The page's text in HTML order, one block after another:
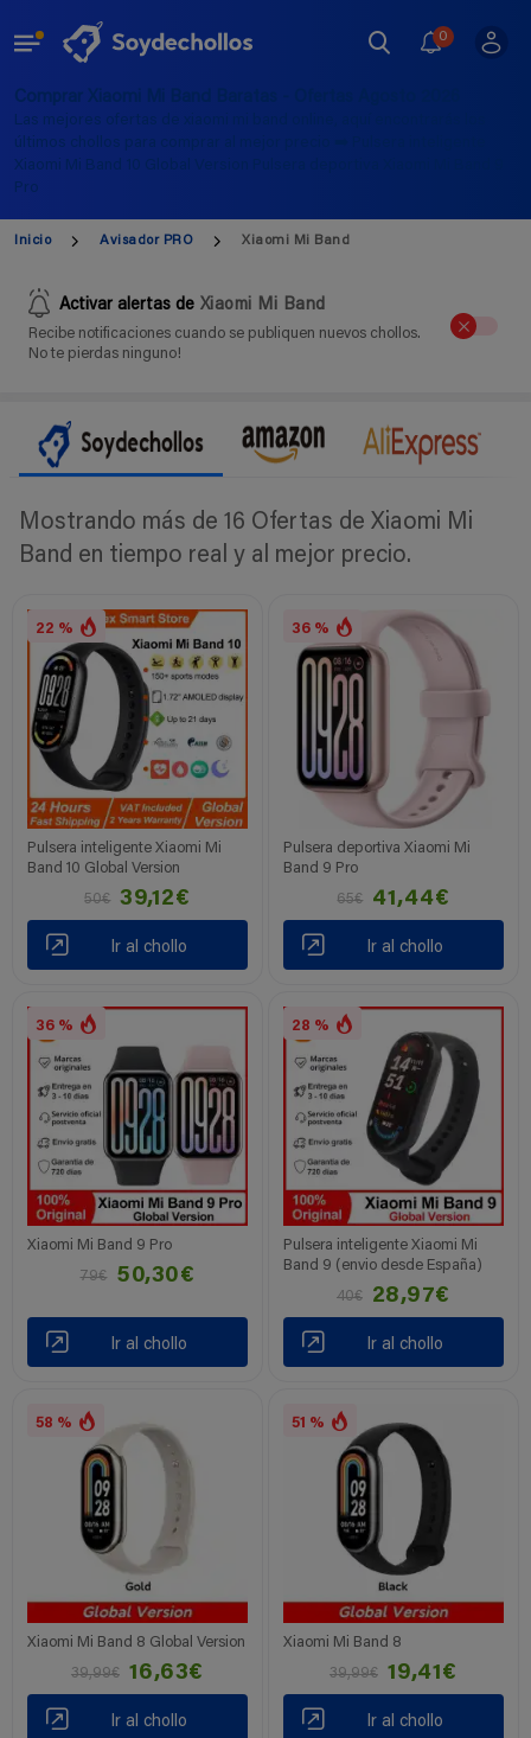
0
Comprar Xiaomi Mi Band Baratas - Ofertas Agosto 2026
Las mejores ofertas de xiaomi mi band online, aquí encontrarás los
últimos chollos para comprar al mejor precio ➡️ Pulsera inteligente
Xiaomi Mi Band 10 Global Version Pulsera deportiva Xiaomi Mi Band 9
Pro
Inicio Avisador PRO Xiaomi Mi Band
Activar alertas de Xiaomi Mi Band
Recibe notificaciones cuando se publiquen nuevos chollos.
No te pierdas ninguno!
Mostrando más de 16 Ofertas de Xiaomi Mi
Band en tiempo real y al mejor precio.
22 %
Pulsera inteligente Xiaomi Mi
Band 10 Global Version
50€
39,12€
Ir al chollo
36 %
Pulsera deportiva Xiaomi Mi
Band 9 Pro
65€
41,44€
Ir al chollo
36 %
Xiaomi Mi Band 9 Pro
79€
50,30€
Ir al chollo
28 %
Pulsera inteligente Xiaomi Mi
Band 9 (envio desde España)
40€
28,97€
Ir al chollo
58 %
Xiaomi Mi Band 8 Global Version
39,99€
16,63€
Ir al chollo
51 %
Xiaomi Mi Band 8
39,99€
19,41€
Ir al chollo